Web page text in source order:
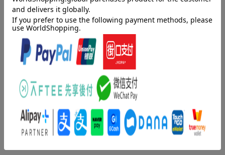
田添菜穂子（MC）
横山 奏（指揮）
東京フィルハーモニー交響楽団（管弦楽）
塩谷 哲（ピアノ）
五十嵐薫子（ピアノ）
山宮るり子（Harp）
宮田まゆみ（笙） ほか
★「光る君へ」全48回を全5回に再編集してお送りする総集編。
★NHK大河ドラマの第63作。脚本は、連続テレビ小説「ふたりっ
子」「オードリー」、大河ドラマ「功名が辻」、「セカンドバー
ジン」などを手掛け、
女性の人生と恋愛を描く脚本で、トップを走り続ける大石静。
千年の時を超えて読み継がれてきた『源氏物語』を生み出した、
紫式部の人生を描く。
★特典DISCには、『大河ドラマ「光る君へ」コンサート〜沼ル音
楽会〜』（2024年12月8日放送番組）を、未放送を含むコンプリ
ート版として収録予定。